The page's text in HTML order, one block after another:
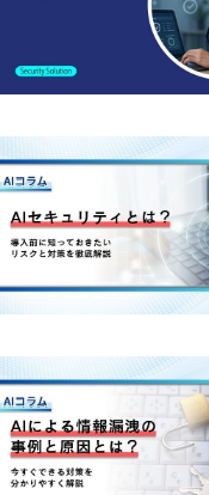
「AIセキュリティと
「AIによる情報漏洩